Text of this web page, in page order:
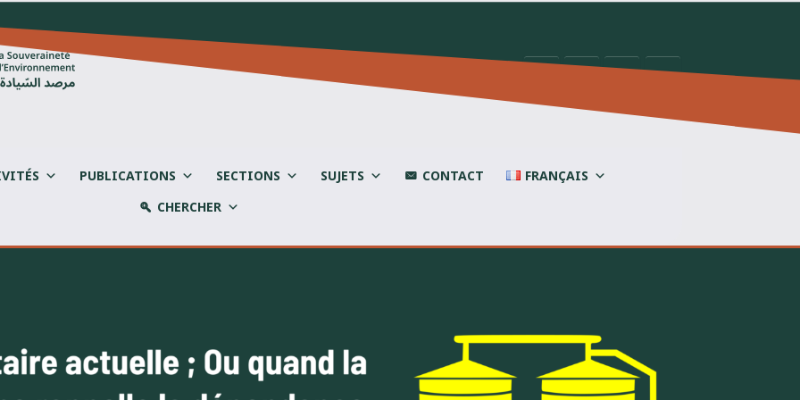
PUBLICATIONS SECTIONS SUJETS CONTACT
FRANÇAIS
CHERCHER